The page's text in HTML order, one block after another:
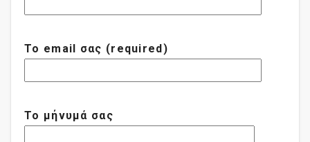
Το email σας (required)
Το μήνυμά σας